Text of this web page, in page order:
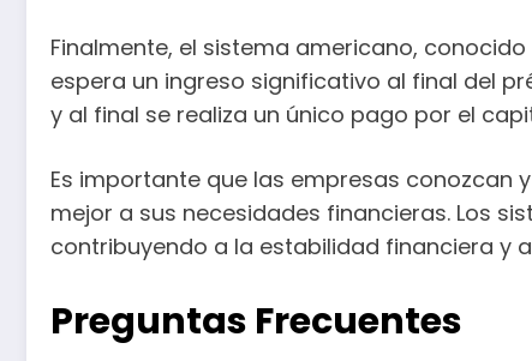
Finalmente, el sistema americano,
espera un ingreso significativo al final del
y al final se realiza un único pago por el
Es importante que las empresas conozcan
mejor a sus necesidades financieras. Los
contribuyendo a la estabilidad financiera y
Preguntas Frecuentes